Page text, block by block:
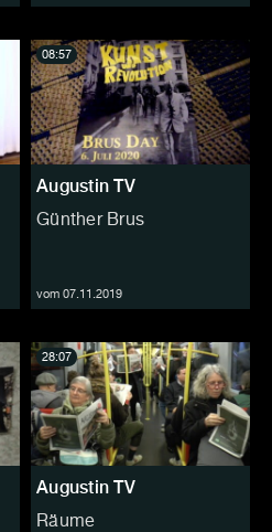
Augustin TV
Günther Brus
vom 07.11.2019
08:57
Augustin TV
Räume
28:07